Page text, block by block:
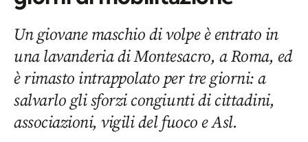
Un giovane maschio di volpe è entrato in
una lavanderia di Montesacro, a Roma, ed
è rimasto intrappolato per tre giorni: a
salvarlo gli sforzi congiunti di cittadini,
associazioni, vigili del fuoco e Asl.